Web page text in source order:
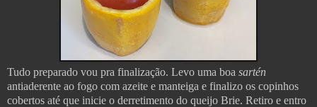
Tudo preparado vou pra finalização. Levo uma boa sartén
antiaderente ao fogo com azeite e manteiga e finalizo os copinhos
cobertos até que inicie o derretimento do queijo Brie. Retiro e entro